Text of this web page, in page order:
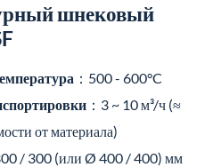
шнековый
：500 - 600°C
：3 ~ 10 м³/ч (≈
от материала)
/ 300 (или Ø 400 / 400) мм